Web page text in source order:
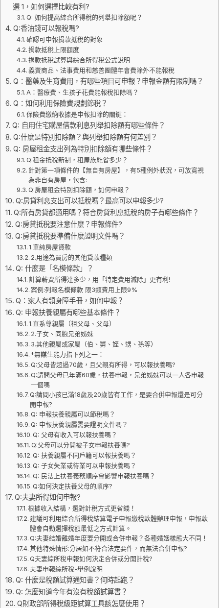
選 1，如何選擇比較有利?
Q: 如何提高綜合所得稅的列舉扣除額呢？
Q:香油錢可以報稅嗎?
確認可申報捐款抵稅的對象
捐款抵稅上限額度
捐款抵稅試算與綜合所得稅公式說明
義賣商品、法事費用和慈善團體年會費除外不能報稅
Q：醫藥及生育費用，有哪些項目可申報？申報金額有限制嗎？
A：醫療費、生孩子花費能報稅扣除嗎？
Q：如何利用保險費規劃節稅？
保險費繳納收據是申報扣除的關鍵：
Q: 自用住宅購屋借款利息列舉扣除額有哪些條件？
Q:什麼是特別扣除額？與列舉扣除額有何差別？
Q: 房屋租金支出列為特別扣除額有哪些條件？
Q:租金抵稅新制，租屋族能省多少？
針對第一項條件的【無自有房屋】，有5種例外狀況，可放寬視
為非自有房屋，包含:
Q:房屋租金特別扣除額，如何申報？
Q:房貸利息支出可以抵稅嗎？最高可以申報多少?
Q:所有房貸都適用嗎？符合房貸利息抵稅的房子有哪些條件？
Q:房貸抵稅要注意什麼？申報條件?
Q:房貸抵稅要準備什麼證明文件嗎？
1.單純房屋貸款
2.用途為買房的其他貸款種類
Q: 什麼是「名模條款」？
計算薪資所得達多少，用「特定費用減除」更有利!
案例:列報名模條款 限3類費用上限9%
Q：家人有領身障手冊，如何申報？
Q: 申報扶養親屬有哪些基本條件？
1.直系尊親屬（祖父母、父母）
2.子女、同胞兄弟姊妹
3.其他親屬或家屬（伯、舅、姪、甥、孫等）
*無謀生能力指下列之一：
Q:父母皆超過70歲，且父親有所得，可以報扶養嗎?
Q:請問父母已年滿60歲，扶養申報，兄弟姊妹可以一人各申報
一個嗎
Q:請問小孩已滿18歲及20歲皆有工作，是要合併申報還是可分
開申報?
Q: 申報扶養親屬可以節稅嗎？
Q: 申報扶養親屬需要證明文件嗎？
Q: 父母有收入可以報扶養嗎？
Q:父母可以分開被子女申報扶養嗎?
Q: 扶養親屬不同戶籍可以報扶養嗎？
Q: 子女失業或待業可以申報扶養嗎？
Q: 民法上扶養義務順序會影響申報扶養嗎？
Q:如何決定扶養父母的順序?
Q:夫妻所得如何申報?
根據收入結構，選對計稅方式更省錢！
建議可利用綜合所得稅結算電子申報繳稅軟體辦理申報，申報軟
體會自動選擇稅額最低之方式計算。
Q:夫妻結婚離婚年度要分開或合併申報？各種婚姻樣態大不同！
其他特殊情形:分居如不符合法定要件，而無法合併申報?
Q夫妻綜所稅申報如何決定合併或分開計稅?
夫妻申報綜所稅-舉例說明
Q: 什麼是稅額試算通知書？何時起跑？
Q: 怎麼知道今年有沒有稅額試算書？
Q財政部所得稅級距試算工具該怎麼使用？